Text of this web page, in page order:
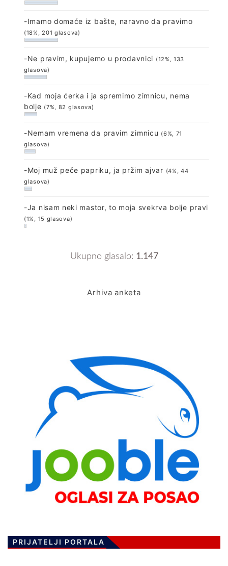
-Imamo domaće iz bašte, naravno da pravimo
(18%, 201 glasova)
-Ne pravim, kupujemo u prodavnici (12%, 133
glasova)
-Kad moja ćerka i ja spremimo zimnicu, nema
bolje (7%, 82 glasova)
-Nemam vremena da pravim zimnicu (6%, 71
glasova)
-Moj muž peče papriku, ja pržim ajvar (4%, 44
glasova)
-Ja nisam neki mastor, to moja svekrva bolje pravi
(1%, 15 glasova)
Ukupno glasalo: 1.147
Arhiva anketa
PRIJATELJI PORTALA